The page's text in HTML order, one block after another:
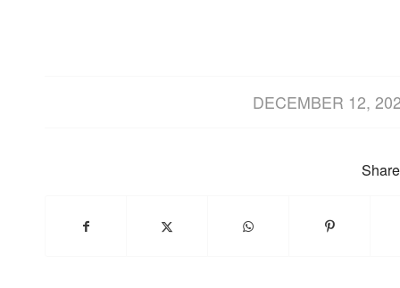
DECEMBER 12,
/